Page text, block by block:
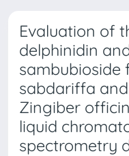
Evaluation of
delphinidin
sambubioside
sabdariffa
Zingiber
liquid
spectrometry